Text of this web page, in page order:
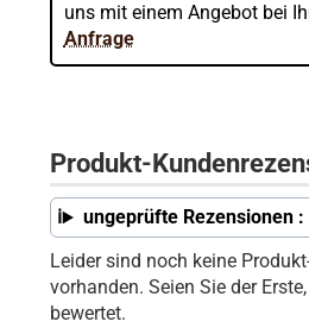
uns mit einem Angebot bei
Anfrage
Produkt-
ungeprüfte Rezensionen :
Leider sind noch keine
vorhanden. Seien Sie der
bewertet.